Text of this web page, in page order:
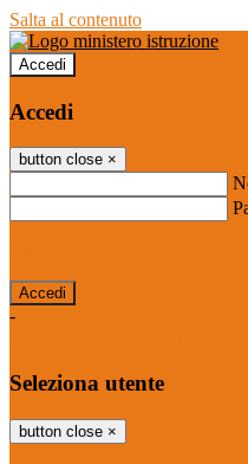
Salta al contenuto
Accedi
Accedi
button close ×
-
Seleziona utente
button close ×